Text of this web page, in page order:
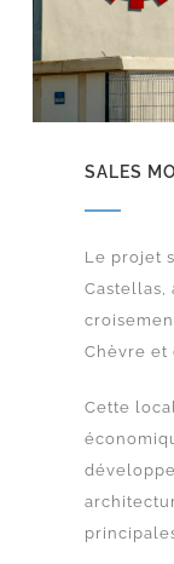
SALES
Le projet
Castellas,
Chèvre et
Cette